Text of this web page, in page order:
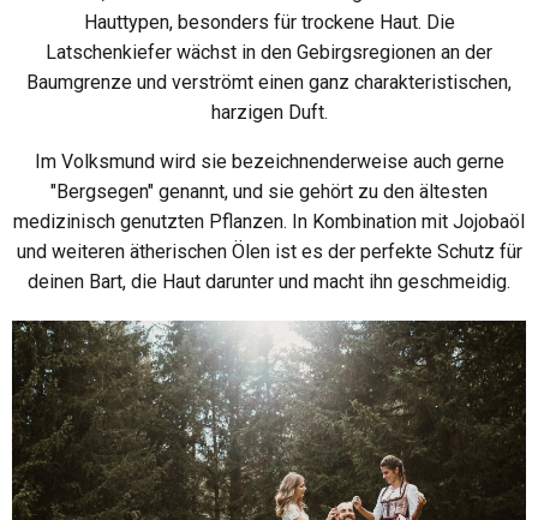
Hauttypen, besonders für trockene Haut. Die
Latschenkiefer wächst in den Gebirgsregionen an der
Baumgrenze und verströmt einen ganz charakteristischen,
harzigen Duft.
Im Volksmund wird sie bezeichnenderweise auch gerne
"Bergsegen" genannt, und sie gehört zu den ältesten
medizinisch genutzten Pflanzen. In Kombination mit Jojobaöl
und weiteren ätherischen Ölen ist es der perfekte Schutz für
deinen Bart, die Haut darunter und macht ihn geschmeidig.